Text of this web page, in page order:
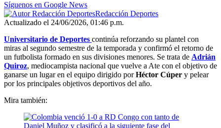
Síguenos en Google News
Redacción Deportes
Actualizado el 24/06/2026, 01:46 p.m.
Universitario de Deportes continúa reforzando su plantel con
miras al segundo semestre de la temporada y confirmó el retorno de
un futbolista formado en sus divisiones menores. Se trata de Adrián
Quiroz, mediocampista nacional que vuelve a Ate con el objetivo de
ganarse un lugar en el equipo dirigido porHéctor Cúper y pelear
por los principales objetivos deportivos del año.
Mira también: